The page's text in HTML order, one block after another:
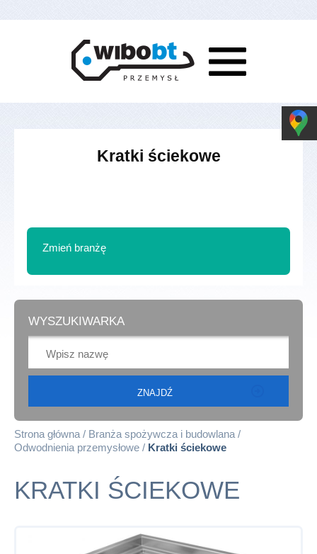
Kratki ściekowe
Zmień branżę
WYSZUKIWARKA
Strona główna
Branża spożywcza i budowlana
Odwodnienia przemysłowe
Kratki ściekowe
KRATKI ŚCIEKOWE